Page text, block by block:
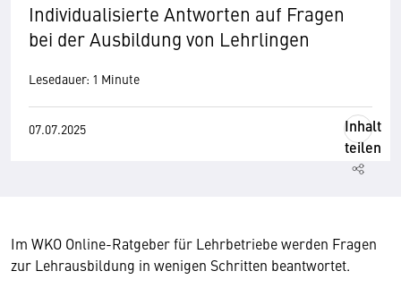
Individualisierte Antworten auf Fragen
bei der Ausbildung von Lehrlingen
Lesedauer: 1 Minute
07.07.2025
Inhalt
teilen
Im WKO Online-Ratgeber für Lehrbetriebe werden Fragen
zur Lehrausbildung in wenigen Schritten beantwortet.